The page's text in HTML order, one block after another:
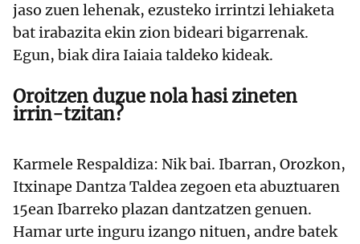
jaso zuen lehenak, ezusteko irrintzi lehiaketa
bat irabazita ekin zion bideari bigarrenak.
Egun, biak dira Iaiaia taldeko kideak.
Oroitzen duzue nola hasi zineten
irrin-tzitan?
Karmele Respaldiza: Nik bai. Ibarran, Orozkon,
Itxinape Dantza Taldea zegoen eta abuztuaren
15ean Ibarreko plazan dantzatzen genuen.
Hamar urte inguru izango nituen, andre batek